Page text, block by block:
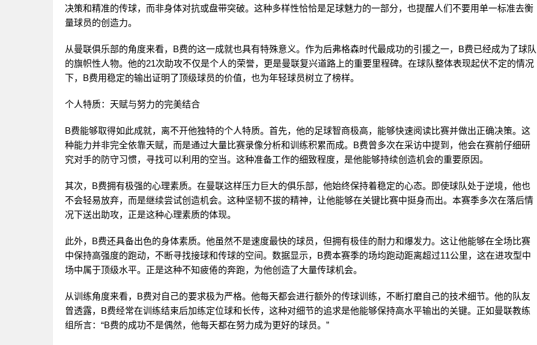
决策和精准的传球，而非身体对抗或盘带突破。这种多样性恰恰是足球魅力的一部分，也提醒人们不要用单一标准去衡
量球员的创造力。
从曼联俱乐部的角度来看，B费的这一成就也具有特殊意义。作为后弗格森时代最成功的引援之一，B费已经成为了球队
的旗帜性人物。他的21次助攻不仅是个人的荣誉，更是曼联复兴道路上的重要里程碑。在球队整体表现起伏不定的情况
下，B费用稳定的输出证明了顶级球员的价值，也为年轻球员树立了榜样。
个人特质：天赋与努力的完美结合
B费能够取得如此成就，离不开他独特的个人特质。首先，他的足球智商极高，能够快速阅读比赛并做出正确决策。这
种能力并非完全依靠天赋，而是通过大量比赛录像分析和训练积累而成。B费曾多次在采访中提到，他会在赛前仔细研
究对手的防守习惯，寻找可以利用的空当。这种准备工作的细致程度，是他能够持续创造机会的重要原因。
其次，B费拥有极强的心理素质。在曼联这样压力巨大的俱乐部，他始终保持着稳定的心态。即使球队处于逆境，他也
不会轻易放弃，而是继续尝试创造机会。这种坚韧不拔的精神，让他能够在关键比赛中挺身而出。本赛季多次在落后情
况下送出助攻，正是这种心理素质的体现。
此外，B费还具备出色的身体素质。他虽然不是速度最快的球员，但拥有极佳的耐力和爆发力。这让他能够在全场比赛
中保持高强度的跑动，不断寻找接球和传球的空间。数据显示，B费本赛季的场均跑动距离超过11公里，这在进攻型中
场中属于顶级水平。正是这种不知疲倦的奔跑，为他创造了大量传球机会。
从训练角度来看，B费对自己的要求极为严格。他每天都会进行额外的传球训练，不断打磨自己的技术细节。他的队友
曾透露，B费经常在训练结束后加练定位球和长传，这种对细节的追求是他能够保持高水平输出的关键。正如曼联教练
组所言：“B费的成功不是偶然，他每天都在努力成为更好的球员。”